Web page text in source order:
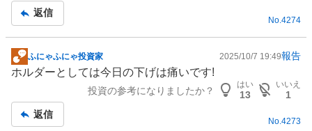
返信
No. 4274
掲
示
事
ふにゃふにゃ投資家 2025/10/7 19:49報告
ホルダーとしては今日の下げは痛いです!
投資の参考になりましたか？
はい
13
いいえ
1
返信
No.4273